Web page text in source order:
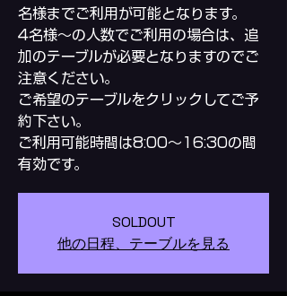
名様までご利用が可能となります。
4名様～の人数でご利用の場合は、追
加のテーブルが必要となりますのでご
注意ください。
ご希望のテーブルをクリックしてご予
約下さい。
ご利用可能時間は8:00～16:30の間
SOLDOUT
他の日程、テーブルを見る